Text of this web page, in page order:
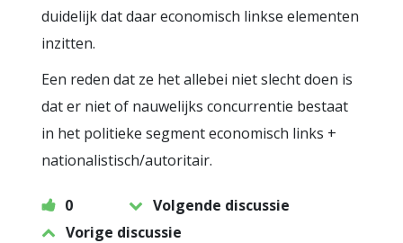
duidelijk dat daar economisch linkse elementen
inzitten.
Een reden dat ze het allebei niet slecht doen is
dat er niet of nauwelijks concurrentie bestaat
in het politieke segment economisch links +
nationalistisch/autoritair.
0
Volgende discussie
Vorige discussie